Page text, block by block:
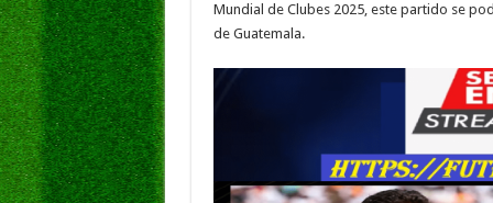
b
o
er
p
dI
n
g
Mundial de Clubes 2025, este partido se
de Guatemala.